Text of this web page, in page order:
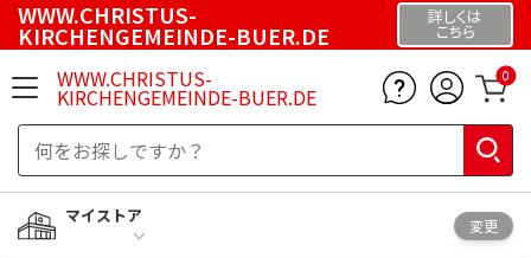
WWW.CHRISTUS-
KIRCHENGEMEINDE-BUER.DE
詳しくは
こちら
WWW.CHRISTUS-
KIRCHENGEMEINDE-BUER.DE
0
マイストア
変更